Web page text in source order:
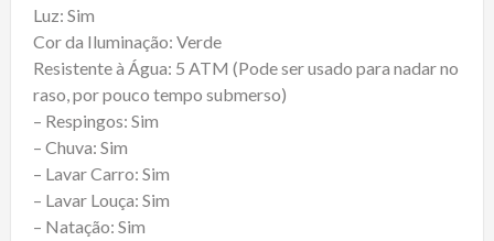
Luz: Sim
Cor da Iluminação: Verde
Resistente à Água: 5 ATM (Pode ser usado para nadar no
raso, por pouco tempo submerso)
– Respingos: Sim
– Chuva: Sim
– Lavar Carro: Sim
– Lavar Louça: Sim
– Natação: Sim